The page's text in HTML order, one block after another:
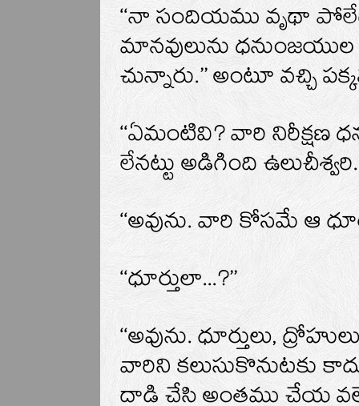
‘‘నా సందియము వృథా
మానవులును
చున్నారు.’’ అంటూ వచ్చి
‘‘ఏమంటివి? వారి నిరీక్షణ
లేనట్టు అడిగింది ఉలుచీశ్వరి.
‘‘అవును. వారి కోసమే ఆ
‘‘ధూర్తులా...?’’
‘‘అవును. ధూర్తులు,
వారిని కలుసుకొనుటకు